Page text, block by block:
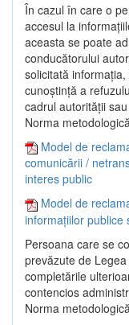
În cazul în care o
accesul la
aceasta se poate
conducătorului
solicitată
cunoştinţă a
cadrul autorităţii
Norma
Model de
comunicării /
interes public
Model de
informațiilor publice
Persoana care se
prevăzute de
completările
contencios
Norma